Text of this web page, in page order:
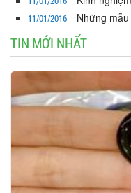
11/01/2016 Những
TIN MỚI NHẤT